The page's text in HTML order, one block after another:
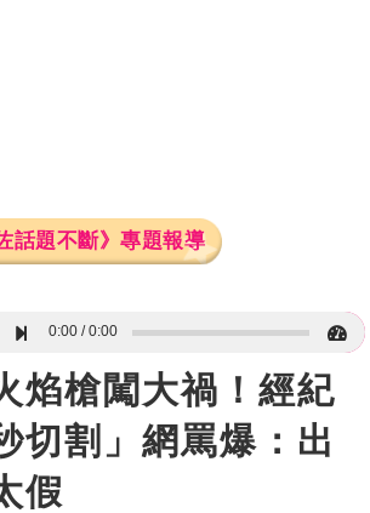
話題不斷》專題報導
0:00 0:00
焰槍闖大禍！經紀
切割」網罵爆：出
假